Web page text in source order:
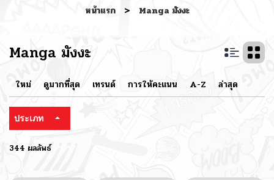
หน้าแรก > Manga มังงะ
Manga มังงะ
ใหม่ ดูมากที่สุด เทรนด์ การให้คะแนน A-Z ล่าสุด
ประเภท
344 ผลลัพธ์